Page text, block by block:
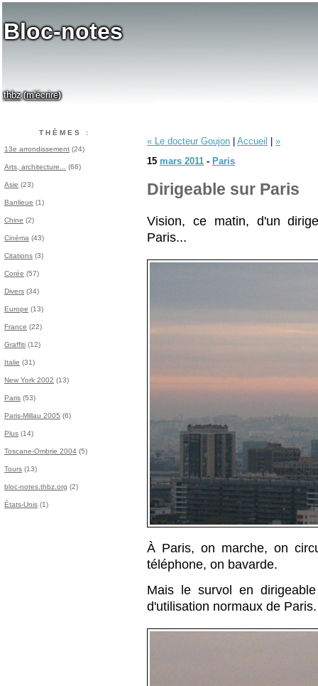
Bloc-notes
thbz(m'écrire)
THÈMES :
13e arrondissement (24)
Arts, architecture... (66)
Asie (23)
Banlieue (1)
Chine (2)
Cinéma (43)
Citations (3)
Corée (57)
Divers (34)
Europe (13)
France (22)
Graffiti (12)
Italie (31)
New York 2002 (13)
Paris (53)
Paris-Millau 2005 (6)
Plus (14)
Toscane-Ombrie 2004 (5)
Tours (13)
bloc-notes.thbz.org (2)
États-Unis (1)
« Le docteur Goujon Accueil
»
15 mars 2011 - Paris
Dirigeable sur Paris
Vision, ce matin, d'un
Paris...
À Paris, on marche, on
téléphone, on bavarde.
Mais le survol en
d'utilisation normaux de Paris.